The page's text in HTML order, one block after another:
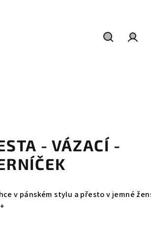
- VÁZACÍ -
v pánském stylu a přesto v jemné